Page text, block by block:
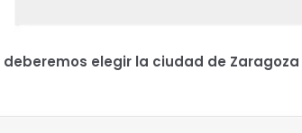
deberemos elegir la ciudad de Zaragoza